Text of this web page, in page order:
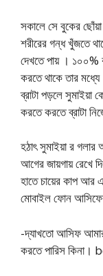
সকালে সে বুকের ছোঁয়া
শরীরের গন্ধ খুঁজতে
দেখতে পায় । ১০০%
করতে থাকে তার মধ্যে
ব্রাটা পড়লে সুমাইয়া
করতে করতে ব্রাটা
হঠাৎ সুমাইয়া র
আগের জায়গায় রেখে
হাতে চায়ের কাপ
মোবাইল ফোন
-দ্যাখতো আসিফ
করতে পারিস